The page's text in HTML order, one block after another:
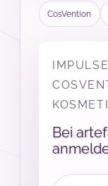
CosVention
Bei